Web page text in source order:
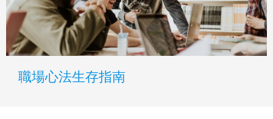
職場心法生存指南